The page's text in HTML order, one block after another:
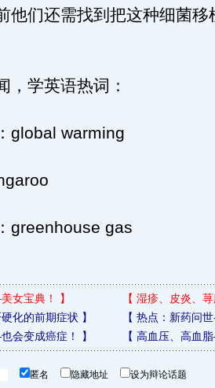
他们还需找到把这种细菌移
学英语热词：
warming
gas
女宝典！ 】 【 湿疹、皮炎、
化的前期症状 】 【 热点：新药问
会变成癌症！ 】 【 高血压、高血
匿名 隐藏地址 设为辩论话题